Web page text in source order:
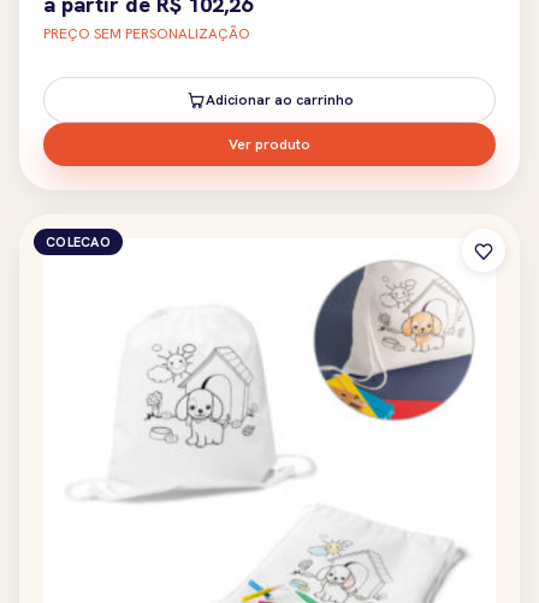
PREÇO SEM PERSONALIZAÇÃO
Adicionar ao carrinho
Ver produto
COLECAO